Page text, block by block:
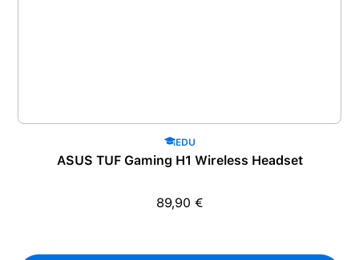
EDU
ASUS TUF Gaming H1 Wireless Headset
Regulärer Preis:
89,90 €